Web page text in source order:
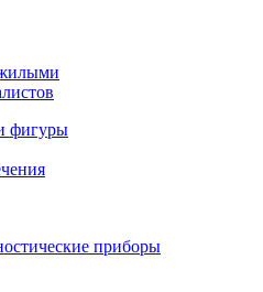
фигуры
приборы